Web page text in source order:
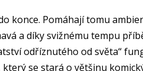
konce. Pomáhají tomu
a díky svižnému tempu
odříznutého od světa“
se stará o většinu